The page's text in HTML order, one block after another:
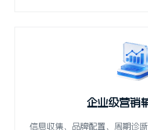
企业级营销
信息收集、品牌配置、周期诊